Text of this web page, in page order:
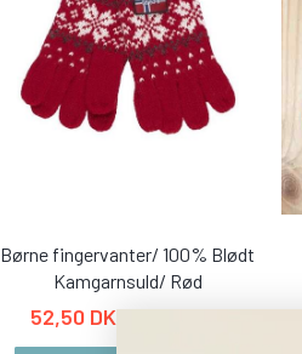
Børne fingervanter/ 100% Blødt
Kamgarnsuld/ Rød
52,50 DKK